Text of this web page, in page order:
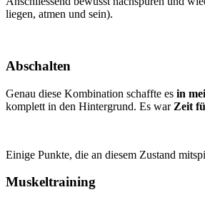
liegen, atmen und sein).
Abschalten
Genau diese Kombination schaffte es in
komplett in den Hintergrund. Es war Zeit
Einige Punkte, die an diesem Zustand
Muskeltraining